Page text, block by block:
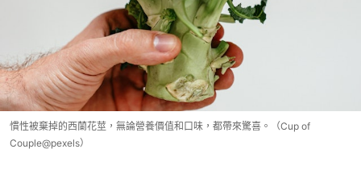
慣性被棄掉的西蘭花莖，無論營養價值和口味，都帶來驚喜。（Cup of
Couple@pexels）